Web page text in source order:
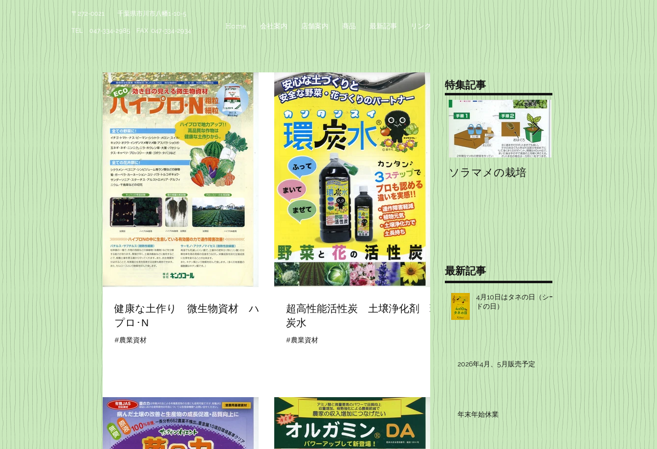
Home 会社案内 店舗案内 商品 最新記事 リンク
TEL 047-334-2985 FAX 047-334-2934
〒272-0021 千葉県市川市八幡1-10-5
健康な土作り 微生物資材 ハイ
プロ･N
#農業資材
超高性能活性炭 土壌浄化剤 環
炭水
#農業資材
特集記事
ソラマメの栽培 エンドウの栽培
最新記事
4月10日はタネの日（シー
ドの日）
2026年4月、5月販売予定
年末年始休業